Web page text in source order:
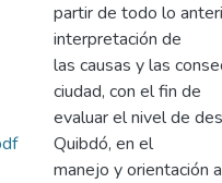
partir de todo lo
interpretación de
las causas y las
ciudad, con el fin de
evaluar el nivel de
Quibdó, en el
manejo y orientación